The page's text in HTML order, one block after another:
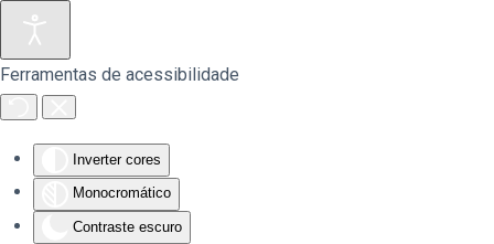
Ferramentas de acessibilidade
Inverter cores
Monocromático
Contraste escuro
Saltar para o conteúdo principal